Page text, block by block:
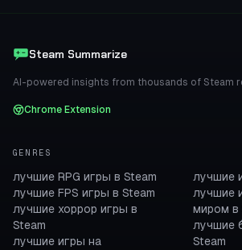
Steam Summarize
AI-powered insights from thousands of Steam
Chrome Extension
GENRES
лучшие RPG игры в Steam
лучшие FPS игры в Steam
лучшие хоррор игры в
Steam
лучшие игры на
лучшие
лучшие
миром в
лучшие
Steam